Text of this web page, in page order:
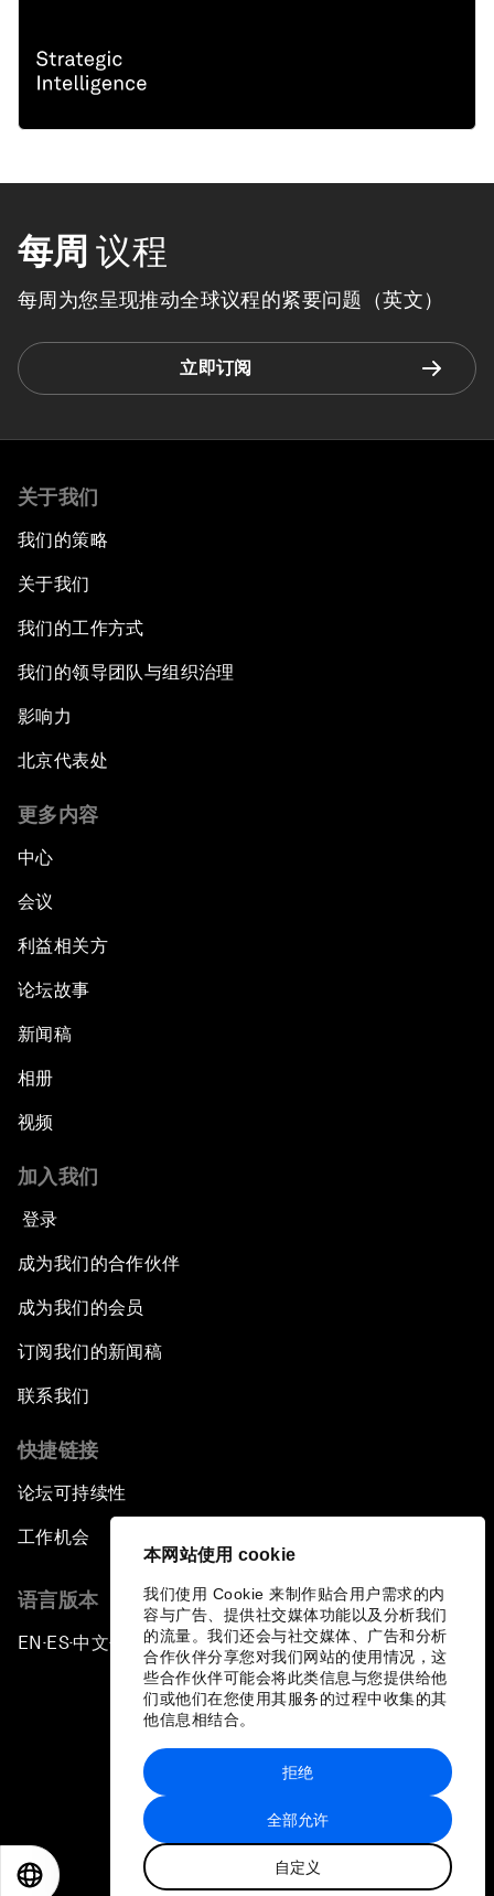
本网站使用 cookie
我们使用 Cookie 来制作贴合用户需求的内
容与广告、提供社交媒体功能以及分析我们
的流量。我们还会与社交媒体、广告和分析
合作伙伴分享您对我们网站的使用情况，这
些合作伙伴可能会将此类信息与您提供给他
们或他们在您使用其服务的过程中收集的其
他信息相结合。
全部允许
自定义
拒绝
每周 议程
每周为您呈现推动全球议程的紧要问题（英文）
立即订阅
关于我们
我们的策略
关于我们
我们的工作方式
我们的领导团队与组织治理
影响力
北京代表处
更多内容
中心
会议
利益相关方
论坛故事
新闻稿
相册
视频
加入我们
登录
成为我们的合作伙伴
成为我们的会员
订阅我们的新闻稿
联系我们
快捷链接
论坛可持续性
工作机会
语言版本
EN ▪ ES▪中文▪ 日本語
站点地图
世界经济论坛